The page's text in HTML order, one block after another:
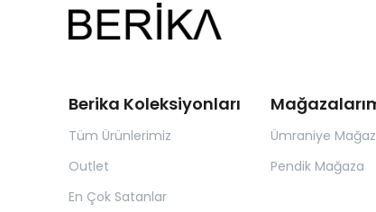
Berika Koleksiyonları
Tüm Ürünlerimiz
Outlet
En Çok Satanlar
Ümraniye
Pendik Mağaza